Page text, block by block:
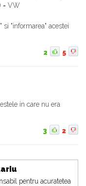
= VW
si "informarea" acestei
2 5
in care nu era
3 2
pentru acuratetea